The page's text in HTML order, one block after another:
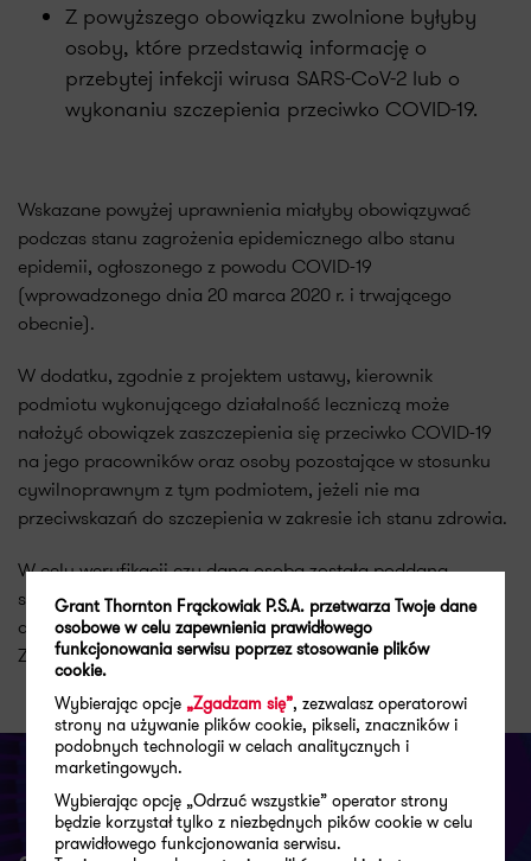
Z powyższego obowiązku zwolnione byłyby
osoby, które przedstawią informację o
przebytej infekcji wirusa SARS-CoV-2 lub o
wykonaniu szczepienia przeciwko COVID-19.
Wskazane powyżej uprawnienia miałyby obowiązywać
podczas stanu zagrożenia epidemicznego albo stanu
epidemii, ogłoszonego z powodu COVID-19
(wprowadzonego dnia 20 marca 2020 r. i trwającego
obecnie).
W dodatku, zgodnie z projektem ustawy, kierownik
podmiotu wykonującego działalność leczniczą może
nałożyć obowiązek zaszczepienia się przeciwko COVID-19
na jego pracowników oraz osoby pozostające w stosunku
cywilnoprawnym z tym podmiotem, jeżeli nie ma
przeciwskazań do szczepienia w zakresie ich stanu zdrowia.
W celu weryfikacji czy dana osoba została poddana
szczepieniu przeciwko COVID-19, będzie stosowana nowa
aplikacja mobilna udostępniona przez Ministerstwo
Zdrowia.
Grant Thornton Frąckowiak P.S.A. przetwarza Twoje dane
osobowe w celu zapewnienia prawidłowego
funkcjonowania serwisu poprzez stosowanie plików
cookie.
Wybierając opcje„Zgadzam się”, zezwalasz operatorowi
strony na używanie plików cookie, pikseli, znaczników i
podobnych technologii w celach analitycznych i
marketingowych.
Wybierając opcję „Odrzuć wszystkie” operator strony
będzie korzystał tylko z niezbędnych pików cookie w celu
prawidłowego funkcjonowania serwisu.